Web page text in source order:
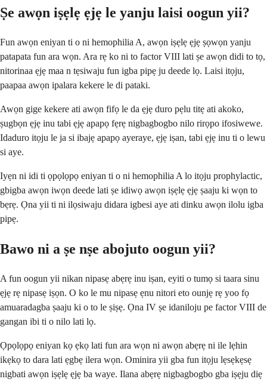
Ṣe awọn iṣẹlẹ ẹjẹ le yanju laisi oogun yii?
Fun awọn eniyan ti o ni hemophilia A, awọn iṣẹlẹ ẹjẹ ṣọwọn yanju
patapata fun ara wọn. Ara rẹ ko ni to factor VIII lati ṣe awọn didi to tọ,
nitorinaa ẹjẹ maa n tẹsiwaju fun igba pipẹ ju deede lọ. Laisi itọju,
paapaa awọn ipalara kekere le di pataki.
Awọn gige kekere ati awọn fifọ le da ẹjẹ duro pẹlu titẹ ati akoko,
ṣugbọn ẹjẹ inu tabi ẹjẹ apapọ fẹrẹ nigbagbogbo nilo rirọpo ifosiwewe.
Idaduro itọju le ja si ibajẹ apapọ ayeraye, ẹjẹ iṣan, tabi ẹjẹ inu ti o lewu
si aye.
Iyẹn ni idi ti ọpọlọpọ eniyan ti o ni hemophilia A lo itọju prophylactic,
gbigba awọn iwọn deede lati ṣe idiwọ awọn iṣẹlẹ ẹjẹ ṣaaju ki wọn to
bẹrẹ. Ọna yii ti ni ilọsiwaju didara igbesi aye ati dinku awọn ilolu igba
pipẹ.
Bawo ni a ṣe nṣe abojuto oogun yii?
A fun oogun yii nikan nipasẹ abẹrẹ inu iṣan, eyiti o tumọ si taara sinu
ẹjẹ rẹ nipasẹ iṣọn. O ko le mu nipasẹ ẹnu nitori eto ounjẹ rẹ yoo fọ
amuaradagba ṣaaju ki o to le ṣiṣẹ. Ọna IV ṣe idaniloju pe factor VIII de
gangan ibi ti o nilo lati lọ.
Ọpọlọpọ eniyan kọ ẹkọ lati fun ara wọn ni awọn abẹrẹ ni ile lẹhin
ikẹkọ to dara lati ẹgbẹ ilera wọn. Ominira yii gba fun itọju lẹsẹkẹsẹ
nigbati awọn iṣẹlẹ ẹjẹ ba waye. Ilana abẹrẹ nigbagbogbo gba iṣẹju diẹ